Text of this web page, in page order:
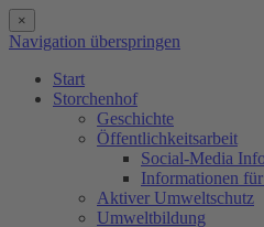
×
Navigation überspringen
Start
Storchenhof
Geschichte
Öffentlichkeitsarbeit
Social-Media
Informationen
Aktiver Umweltschutz
Umweltbildung